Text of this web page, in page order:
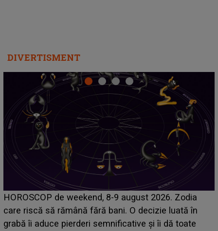
DIVERTISMENT
Emanuel a ținut ACEST DETALIU ASCUNS până
acum! În fața Alexandrei, concurentul din Casa Iubirii
face o MĂRTURISIRE NEAȘTEPTATĂ despre mama